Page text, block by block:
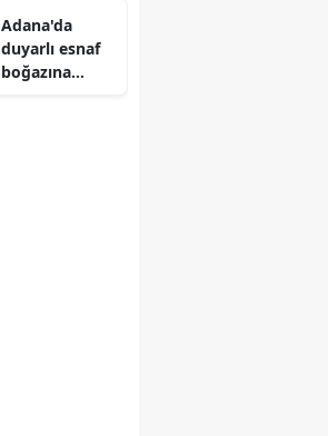
tutuklama
Adana'da
duyarlı esnaf
boğazına